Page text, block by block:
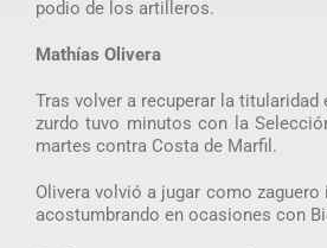
podio de los artilleros.
Mathías Olivera
Tras volver a recuperar la titularidad
zurdo tuvo minutos con la
martes contra Costa de Marfil.
Olivera volvió a jugar como
acostumbrando en ocasiones con